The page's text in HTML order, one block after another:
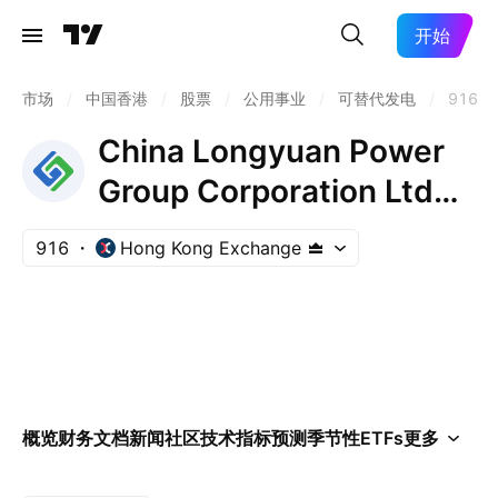
开始
市场 中国香港 股票 公用事业 可替代发电 916
China Longyuan Power
Group Corporation Ltd
Class H
916 Hong Kong Exchange
概览财务文档新闻社区技术指标预测季节性ETFs更多